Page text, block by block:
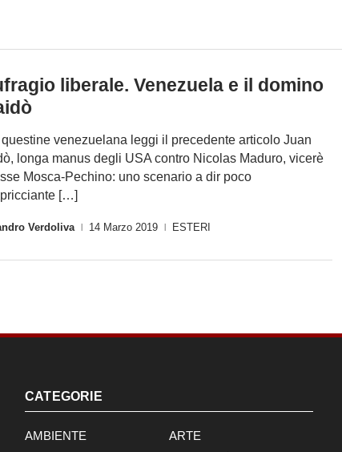
liberale. Venezuela e il domino
venezuelana leggi il precedente articolo Juan
longa manus degli USA contro Nicolas Maduro, vicerè
Mosca-Pechino: uno scenario a dir poco
[…]
Verdoliva 14 Marzo 2019 ESTERI
CATEGORIE
AMBIENTE
ARTE